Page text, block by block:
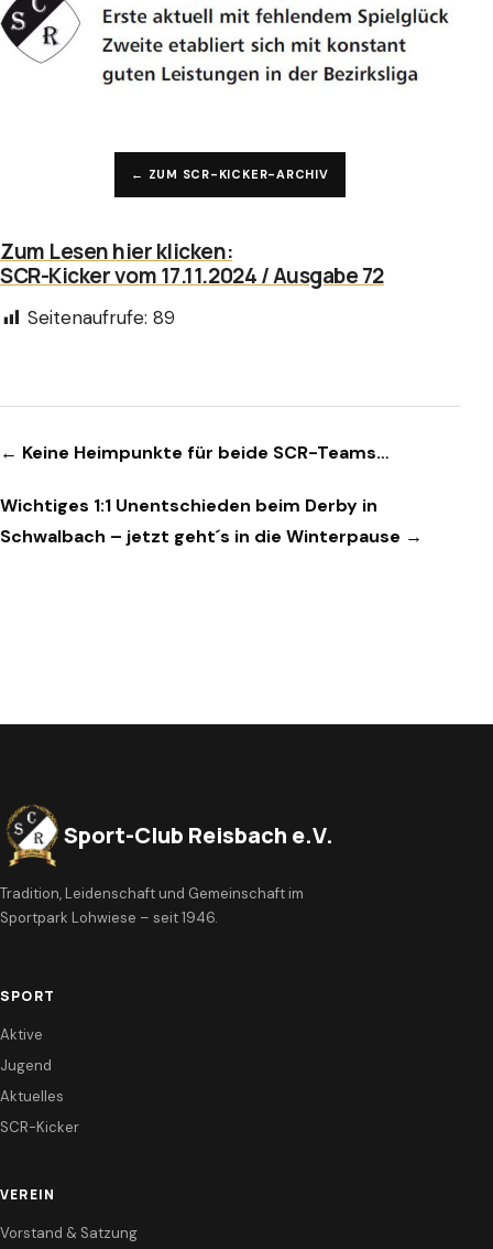
← ZUM SCR-KICKER-ARCHIV
Zum Lesen hier klicken:
SCR-Kicker vom 17.11.2024 / Ausgabe 72
Seitenaufrufe: 89
Beitragsnavigation
← Keine Heimpunkte für beide SCR-Teams…
Wichtiges 1:1 Unentschieden beim Derby in
Schwalbach – jetzt geht´s in die Winterpause →
Sport-Club Reisbach e.V.
Tradition, Leidenschaft und Gemeinschaft im
Sportpark Lohwiese – seit 1946.
SPORT
Aktive
Jugend
Aktuelles
SCR-Kicker
VEREIN
Vorstand & Satzung